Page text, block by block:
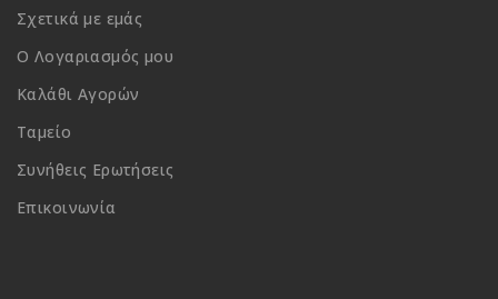
Σχετικά με εμάς
Ο Λογαριασμός μου
Καλάθι Αγορών
Ταμείο
Συνήθεις Ερωτήσεις
Επικοινωνία